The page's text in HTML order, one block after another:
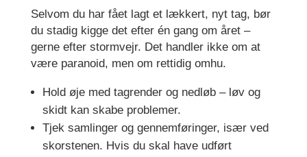
Selvom du har fået lagt et lækkert, nyt tag, bør
du stadig kigge det efter én gang om året –
gerne efter stormvejr. Det handler ikke om at
være paranoid, men om rettidig omhu.
Hold øje med tagrender og nedløb – løv og
skidt kan skabe problemer.
Tjek samlinger og gennemføringer, især ved
skorstenen. Hvis du skal have udført